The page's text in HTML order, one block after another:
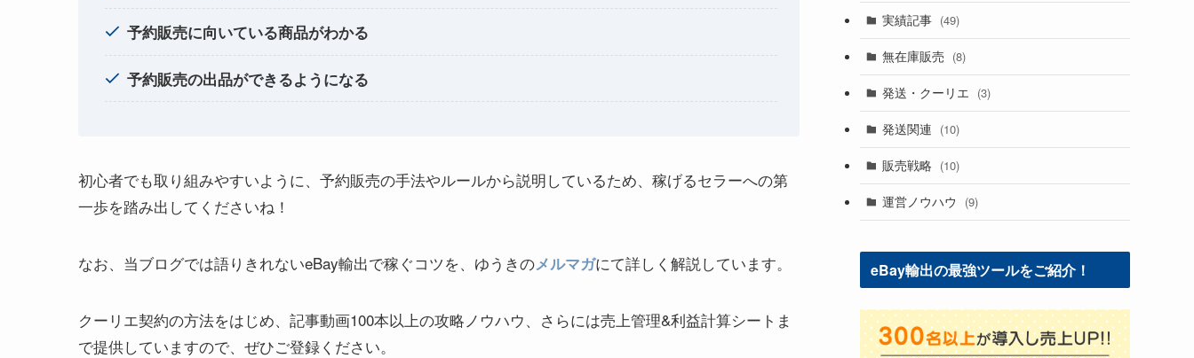
予約販売に向いている商品がわかる
予約販売の出品ができるようになる
初心者でも取り組みやすいように、予約販売の手法やルールから説明しているため、稼げるセラーへの第
一歩を踏み出してくださいね！
なお、当ブログでは語りきれないeBay輸出で稼ぐコツを、ゆうきのメルマガにて詳しく解説しています。
クーリエ契約の方法をはじめ、記事動画100本以上の攻略ノウハウ、さらには売上管理&利益計算シートま
で提供していますので、ぜひご登録ください。
実績記事 (49)
無在庫販売 (8)
発送・クーリエ (3)
発送関連 (10)
販売戦略 (10)
運営ノウハウ (9)
eBay輸出の最強ツールをご紹介！